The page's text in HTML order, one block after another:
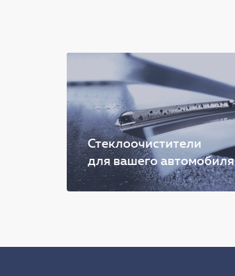
Стеклоочистители
для вашего автомобиля